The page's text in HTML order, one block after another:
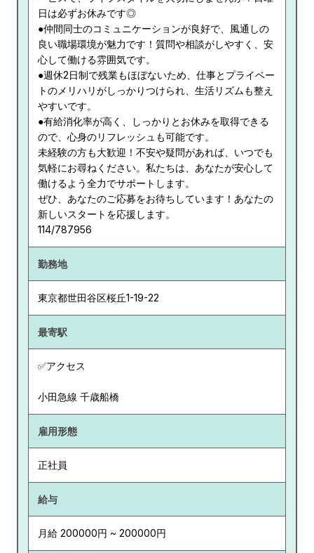
日は必ずお休みです◎
●仲間同士のコミュニケーションが良好で、風通しの
良い職場環境が魅力です！質問や相談がしやすく、安
心して働ける雰囲気です。
●週休2日制で残業もほぼないため、仕事とプライベー
トのメリハリがしっかりつけられ、生活リズムも整え
やすいです。
●有給消化率が高く、しっかりとお休みを取得できる
ので、心身のリフレッシュも可能です。
未経験の方も大歓迎！不安や疑問があれば、いつでも
気軽にお尋ねください。私たちは、あなたが安心して
働けるよう全力でサポートします。
ぜひ、あなたのご応募をお待ちしています！あなたの
新しいスタートを応援します。
114/787956
勤務地
東京都世田谷区桜丘1-19-22
最寄駅
✅アクセス
小田急線 千歳船橋
雇用形態
正社員
給与
月給 200000円 ~ 200000円